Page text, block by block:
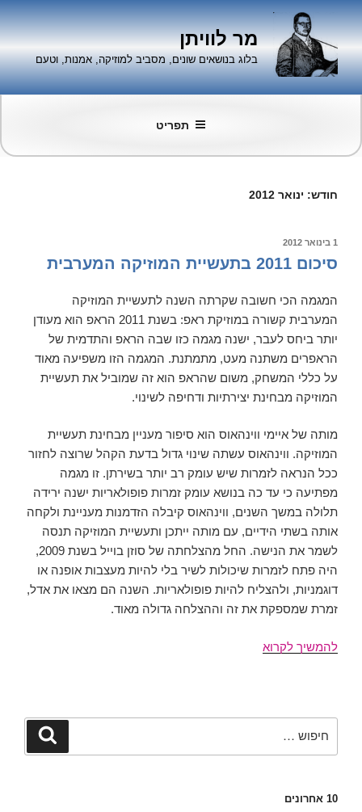
דילוג
לתוכן
מר לוויתן
בלוג בנושאים שונים, מסביב למוזיקה, אמנות, וטעם
תפריט
חודש: ינואר 2012
פורסם1 בינואר 2012
סיכום 2011 בתעשיית המוזיקה המערבית
המגמה הכי חשובה שקרתה השנה לתעשיית המוזיקה
המערבית קשורה במוזיקת ראפ: בשנת 2011 הראפ הוא מעודן
יותר ביחס לעבר, ישנה מגמה כזו שבה הראפ והתדמית של
הראפרים משתנה מעט, מתמתנת. המגמה הזו משפיעה מאוד
על כללי המשחק, משום שהראפ הוא זה שמוביל את תעשיית
המוזיקה מבחינת יצירתיות ודחיפה לשינוי.
מותה של איימי ווינהאוס הוא סיפור מעניין מבחינת תעשיית
המוזיקה. ווינהאוס עשתה שינוי גדול בדעת הקהל שרוצה לחזור
ככל הנראה לזמרות שיש עומק רב יותר בשירתן. זו מגמה
מפתיעה כי עד כה בנושא עומק זמרות פופולאריות ישנה ירידה
תלולה במשך השנים, ווינהאוס קיבלה הזדמנות מעניינת ולקחה
אותה בשתי הידיים, עם מותה ייתכן ותעשיית המוזיקה תנסה
לשמר את הנישה. החל מהצלחתה של סוזן בוייל בשנת 2009,
היה פתח לזמרות שיכולות לשיר בלי להיות מעצבות אופנה או
דוגמניות, ולהצליח להיות פופולאריות. השנה הם מצאו את אדל,
זמרת שמספקת את זה וההצלחה גדולה מאוד.
להמשיך לקרוא
חיפוש
10 אחרונים